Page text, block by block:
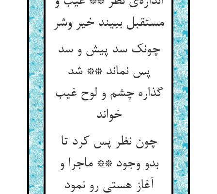
مستقبل ببیند خیر وشر
چونک سد پیش و سد
پس نماند ** شد
گذاره چشم و لوح غیب
خواند
چون نظر پس کرد تا
بدو وجود ** ماجرا و
آغاز هستی رو نمود